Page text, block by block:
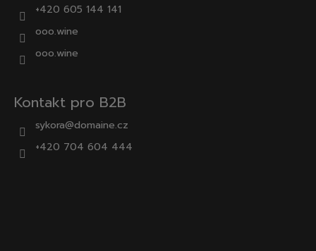
+420 605 144 141
ooo.wine
ooo.wine
Kontakt pro B2B
sykora@domaine.cz
+420 704 604 444